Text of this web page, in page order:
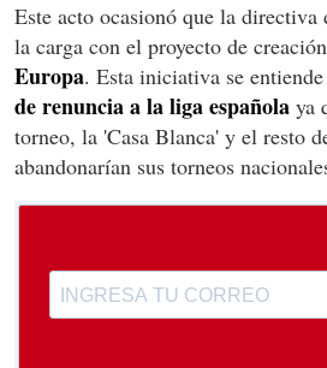
Este acto ocasionó que la
la carga con el proyecto de
Europa. Esta iniciativa se
de renuncia a la liga española ya
torneo, la 'Casa Blanca' y el resto
abandonarían sus torneos